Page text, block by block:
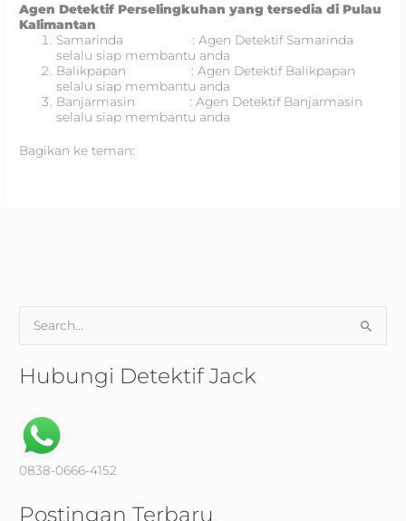
Agen Detektif Perselingkuhan yang tersedia di Pulau
Kalimantan
Samarinda : Agen Detektif Samarinda
selalu siap membantu anda
Balikpapan : Agen Detektif Balikpapan
selalu siap membantu anda
Banjarmasin : Agen Detektif Banjarmasin
selalu siap membantu anda
Bagikan ke teman:
a
h
f
r
Hubungi Detektif Jack
0838-0666-4152
Postingan Terbaru